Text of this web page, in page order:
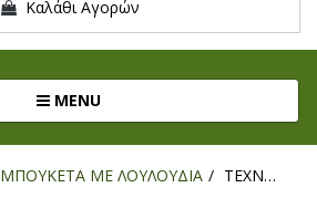
Καλάθι Αγορών
MENUToggle navigation
ΜΠΟΥΚΕΤΑ ΜΕ ΛΟΥΛΟΥΔΙΑ ΤΕΧΝΗΤΟ ΜΠΟΥΚΕΤΟ ΜΑΡΓΑΡΙΤΑ ΣΑΠΙΟ ΜΗΛΟ 34ΕΚ.